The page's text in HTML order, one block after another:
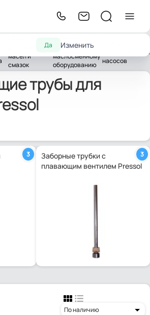
Да Изменить
масел и
смазок
и запчасти к
маслосменному
оборудованию
насосов
Pressol
трубы для
3
Заборные трубки с
плавающим вентилем Pressol
3
По наличию